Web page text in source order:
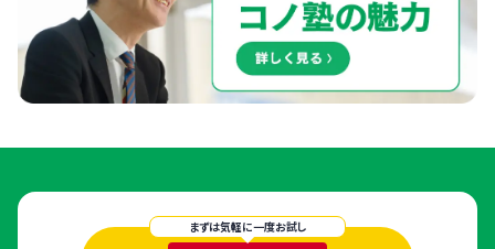
まずは気軽に一度お試し